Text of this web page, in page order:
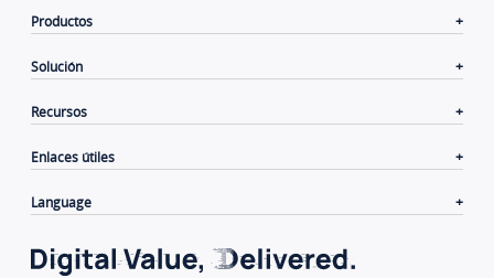
Productos
Solución
Recursos
Enlaces útiles
Language